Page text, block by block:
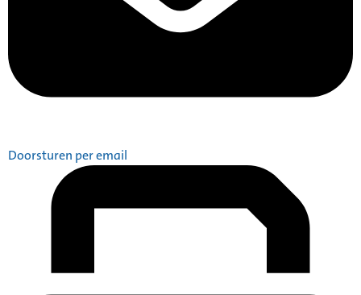
Doorsturen per email